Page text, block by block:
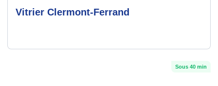
Vitrier Clermont-Ferrand
Sous 40 min